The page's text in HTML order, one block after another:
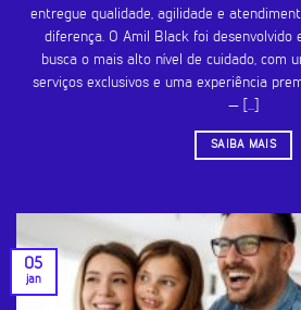
entregue qualidade, agilidade e
diferença. O Amil Black foi desenvolvido
busca o mais alto nível de cuidado, com
serviços exclusivos e uma experiência
— [...]
SAIBA MAIS
05
jan